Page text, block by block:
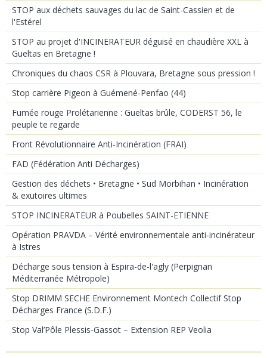
STOP aux déchets sauvages du lac de Saint-Cassien et de
l'Estérel
STOP au projet d'INCINERATEUR déguisé en chaudière XXL à
Gueltas en Bretagne !
Chroniques du chaos CSR à Plouvara, Bretagne sous pression !
Stop carrière Pigeon à Guémené-Penfao (44)
Fumée rouge Prolétarienne : Gueltas brûle, CODERST 56, le
peuple te regarde
Front Révolutionnaire Anti-Incinération (FRAI)
FAD (Fédération Anti Décharges)
Gestion des déchets • Bretagne • Sud Morbihan • Incinération
& exutoires ultimes
STOP INCINERATEUR à Poubelles SAINT-ETIENNE
Opération PRAVDA – Vérité environnementale anti‑incinérateur
à Istres
Décharge sous tension à Espira-de-l'agly (Perpignan
Méditerranée Métropole)
Stop DRIMM SECHE Environnement Montech Collectif Stop
Décharges France (S.D.F.)
Stop Val’Pôle Plessis‑Gassot – Extension REP Veolia